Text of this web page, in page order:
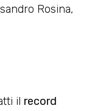
Rosina,
il record